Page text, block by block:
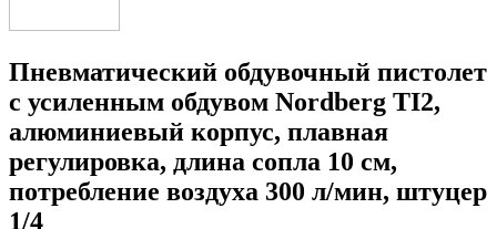
Пневматический обдувочный пистолет
с усиленным обдувом Nordberg TI2,
алюминиевый корпус, плавная
регулировка, длина сопла 10 см,
потребление воздуха 300 л/мин, штуцер
1/4